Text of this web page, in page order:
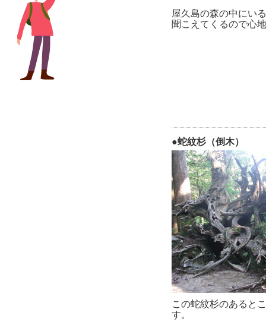
屋久島の森の中にい
聞こえてくるので心
●蛇紋杉（倒木）
この蛇紋杉のあると
す。